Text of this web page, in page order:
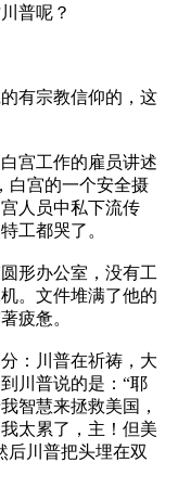
普呢？
有宗教信仰的，这
宫工作的雇员讲述
白宫的一个安全摄
人员中私下流传
工都哭了。
形办公室，没有工
。文件堆满了他的
疲惫。
：川普在祈祷，大
川普说的是：“耶
智慧来拯救美国，
太累了，主！但美
后川普把头埋在双